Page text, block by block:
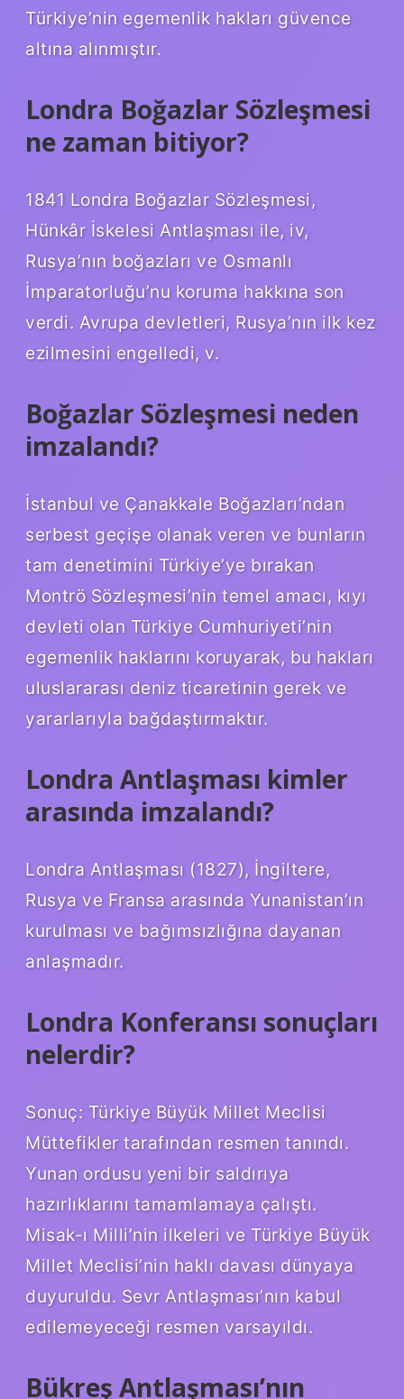
Türkiye’nin egemenlik hakları güvence
altına alınmıştır.
Londra Boğazlar Sözleşmesi
ne zaman bitiyor?
1841 Londra Boğazlar Sözleşmesi,
Hünkâr İskelesi Antlaşması ile, iv,
Rusya’nın boğazları ve Osmanlı
İmparatorluğu’nu koruma hakkına son
verdi. Avrupa devletleri, Rusya’nın ilk kez
ezilmesini engelledi, v.
Boğazlar Sözleşmesi neden
imzalandı?
İstanbul ve Çanakkale Boğazları’ndan
serbest geçişe olanak veren ve bunların
tam denetimini Türkiye’ye bırakan
Montrö Sözleşmesi’nin temel amacı, kıyı
devleti olan Türkiye Cumhuriyeti’nin
egemenlik haklarını koruyarak, bu hakları
uluslararası deniz ticaretinin gerek ve
yararlarıyla bağdaştırmaktır.
Londra Antlaşması kimler
arasında imzalandı?
Londra Antlaşması (1827), İngiltere,
Rusya ve Fransa arasında Yunanistan’ın
kurulması ve bağımsızlığına dayanan
anlaşmadır.
Londra Konferansı sonuçları
nelerdir?
Sonuç: Türkiye Büyük Millet Meclisi
Müttefikler tarafından resmen tanındı.
Yunan ordusu yeni bir saldırıya
hazırlıklarını tamamlamaya çalıştı.
Misak-ı Milli’nin ilkeleri ve Türkiye Büyük
Millet Meclisi’nin haklı davası dünyaya
duyuruldu. Sevr Antlaşması’nın kabul
edilemeyeceği resmen varsayıldı.
Bükreş Antlaşması’nın